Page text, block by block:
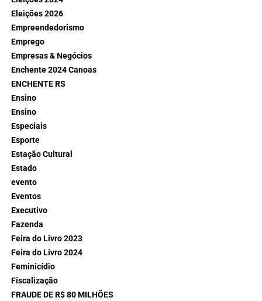
Eleições 2026
Empreendedorismo
Emprego
Empresas & Negócios
Enchente 2024 Canoas
ENCHENTE RS
Ensino
Ensino
Especiais
Esporte
Estação Cultural
Estado
evento
Eventos
Executivo
Fazenda
Feira do Livro 2023
Feira do Livro 2024
Feminicídio
Fiscalização
FRAUDE DE R$ 80 MILHÕES